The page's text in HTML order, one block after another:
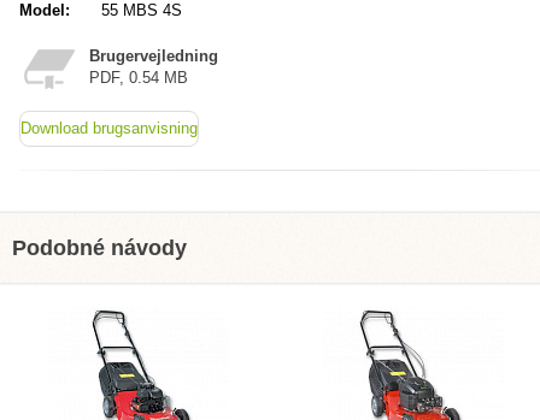
Model:
55 MBS 4S
Brugervejledning
PDF, 0.54 MB
Download brugsanvisning
Podobné návody